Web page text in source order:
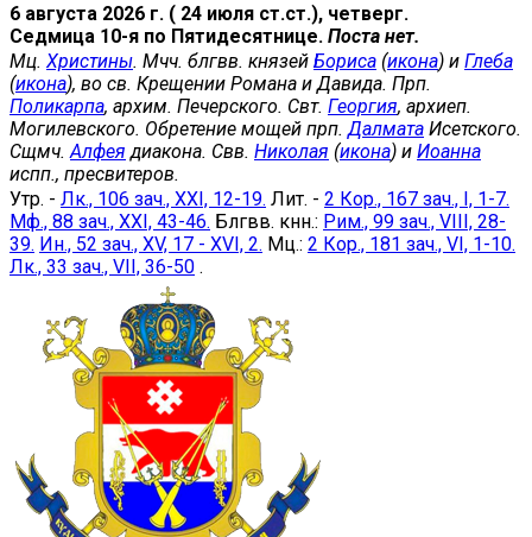
6 августа 2026 г. ( 24 июля ст.ст.), четверг.
Седмица 10-я по Пятидесятнице. Поста нет.
Мц. Христины. Мчч. блгвв. князей Бориса (икона) и Глеба
(икона), во св. Крещении Романа и Давида. Прп.
Поликарпа, архим. Печерского. Свт. Георгия, архиеп.
Могилевского. Обретение мощей прп. Далмата Исетского.
Сщмч. Алфея диакона. Свв. Николая (икона) и Иоанна
испп., пресвитеров.
Утр. - Лк., 106 зач., XXI, 12-19. Лит. - 2 Кор., 167 зач., I, 1-7.
Мф., 88 зач., XXI, 43-46. Блгвв. кнн.: Рим., 99 зач., VIII, 28-
39. Ин., 52 зач., XV, 17 - XVI, 2. Мц.: 2 Кор., 181 зач., VI, 1-10.
Лк., 33 зач., VII, 36-50 .